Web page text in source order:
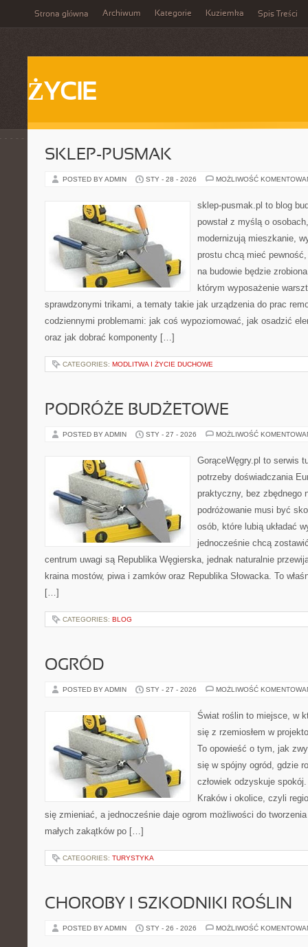
Strona główna Archiwum Kategorie Kuziemka Spis Treści
ŻYCIE
SKLEP-PUSMAK
POSTED BY ADMIN STY - 28 - 2026 MOŻLIWOŚĆ
sklep-pusmak.pl to blog
powstał z myślą o
modernizują mieszkanie,
prostu chcą mieć
na budowie będzie
którym wyposażenie
sprawdzonymi trikami, a tematy takie jak urządzenia do prac
codziennymi problemami: jak coś wypoziomować, jak osadzić
oraz jak dobrać komponenty […]
CATEGORIES: MODLITWA I ŻYCIE DUCHOWE
PODRÓŻE BUDŻETOWE
POSTED BY ADMIN STY - 27 - 2026 MOŻLIWOŚĆ
GorąceWęgry.pl to serwis
potrzeby doświadczania
praktyczny, bez zbędnego
podróżowanie musi być
osób, które lubią układać
jednocześnie chcą
centrum uwagi są Republika Węgierska, jednak naturalnie
kraina mostów, piwa i zamków oraz Republika Słowacka. To
[…]
CATEGORIES: BLOG
OGRÓD
POSTED BY ADMIN STY - 27 - 2026 MOŻLIWOŚĆ
Świat roślin to miejsce, w
się z rzemiosłem w
To opowieść o tym, jak
się w spójny ogród, gdzie
człowiek odzyskuje
Kraków i okolice, czyli
się zmieniać, a jednocześnie daje ogrom możliwości do
małych zakątków po […]
CATEGORIES: TURYSTYKA
CHOROBY I SZKODNIKI ROŚLIN
POSTED BY ADMIN STY - 26 - 2026 MOŻLIWOŚĆ